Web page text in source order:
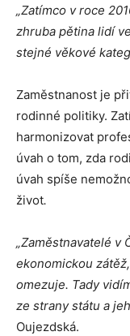
„Zatímco v roce
zhruba pětina lidí
stejné věkové
Zaměstnanost je
rodinné politiky.
harmonizovat
úvah o tom, zda
úvah spíše
život.
„Zaměstnavatelé v
ekonomickou
omezuje. Tady
ze strany státu a
Oujezdská.